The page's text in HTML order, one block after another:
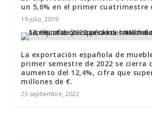
un 5,6% en el primer cuatrimestre
19 julio, 2019
La exportación española de
primer semestre de 2022 se cierra
aumento del 12,4%, cifra que
millones de €.
23 septiembre, 2022